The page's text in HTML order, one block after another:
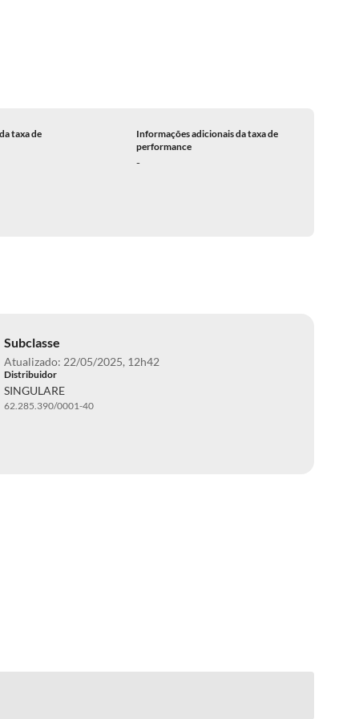
taxa de
Informações adicionais da taxa de
performance
-
Subclasse
Atualizado: 22/05/2025, 12h42
Distribuidor
SINGULARE
62.285.390/0001-40